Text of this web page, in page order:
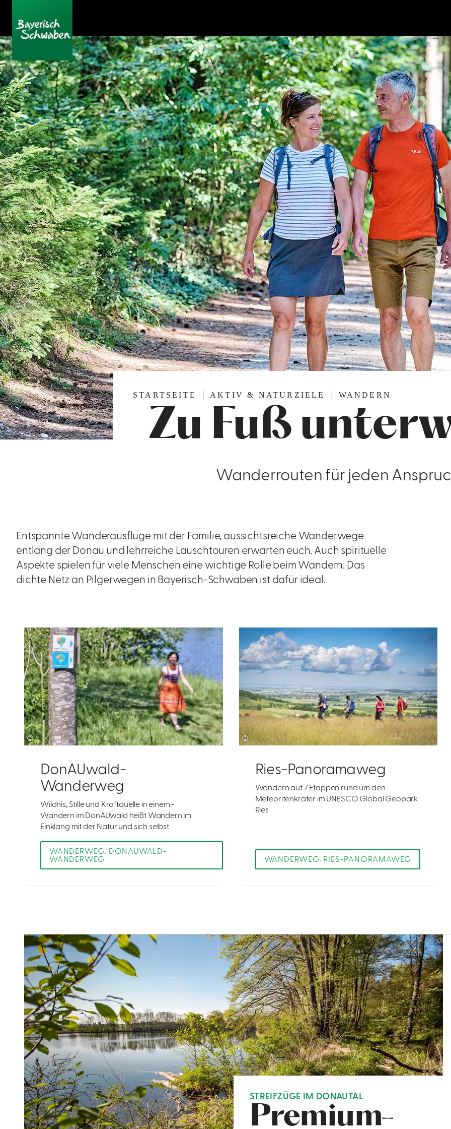
STARTSEITE AKTIV & NATURZIELE WANDERN
Zu Fuß
Wanderrouten für jeden
Entspannte Wanderausflüge mit der Familie, aussichtsreiche Wanderwege
entlang der Donau und lehrreiche Lauschtouren erwarten euch. Auch spirituelle
Aspekte spielen für viele Menschen eine wichtige Rolle beim Wandern. Das
dichte Netz an Pilgerwegen in Bayerisch-Schwaben ist dafür ideal.
©
DonAUwald-
Wanderweg
Wildnis, Stille und Kraftquelle in einem -
Wandern im DonAUwald heißt Wandern im
Einklang mit der Natur und sich selbst.
WANDERWEG: DONAUWALD-
WANDERWEG
©
Ries-Panoramaweg
Wandern auf 7 Etappen rund um den
Meteoritenkrater im UNESCO Global Geopark
Ries
WANDERWEG: RIES-PANORAMAWEG
STREIFZÜGE IM DONAUTAL
Premium-